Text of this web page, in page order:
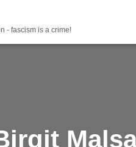
- fascism is a crime!